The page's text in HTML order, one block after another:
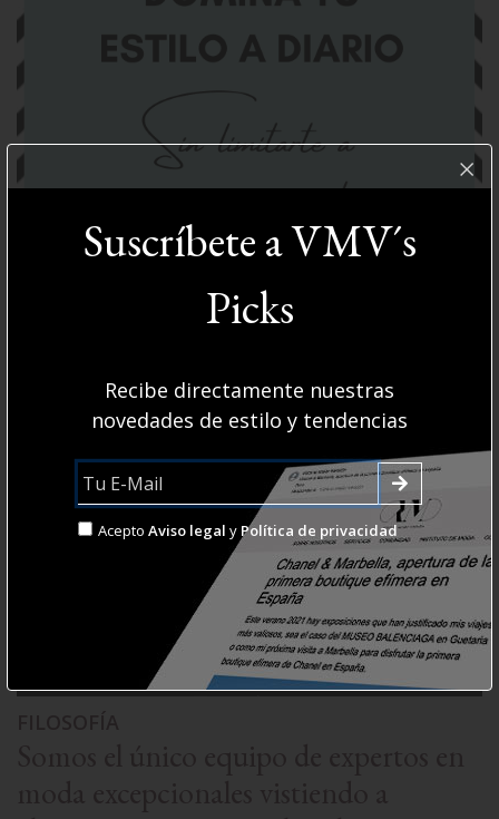
FILOSOFÍA
Domina tu estilo a diario, sin limitarte
a ocasiones especiales. Es tu mejor
carta de presentación.
Suscríbete a VMV´s
Picks
Recibe directamente nuestras
novedades de estilo y tendencias
Acepto Aviso legal y Política de privacidad